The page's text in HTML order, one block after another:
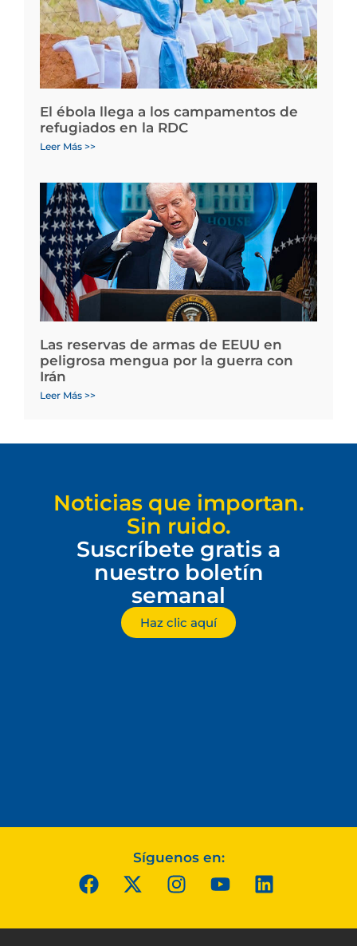
El ébola llega a los campamentos de
refugiados en la RDC
Leer Más >>
Las reservas de armas de EEUU en
peligrosa mengua por la guerra con
Irán
Leer Más >>
Noticias que importan.
Sin ruido.
Suscríbete gratis a
nuestro boletín
semanal
Haz clic aquí
Síguenos en: